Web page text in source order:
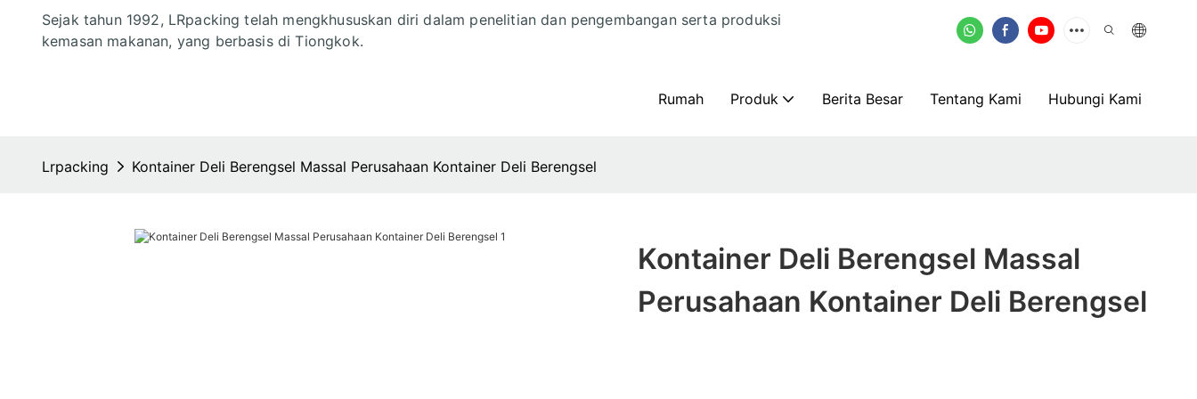
Sejak tahun 1992, LRpacking telah mengkhususkan diri dalam penelitian dan pengembangan serta produksi
kemasan makanan, yang berbasis di Tiongkok.
Rumah Produk Berita Besar Tentang Kami Hubungi Kami
Lrpacking Kontainer Deli Berengsel Massal Perusahaan Kontainer Deli Berengsel
Kontainer Deli Berengsel Massal
Perusahaan Kontainer Deli Berengsel